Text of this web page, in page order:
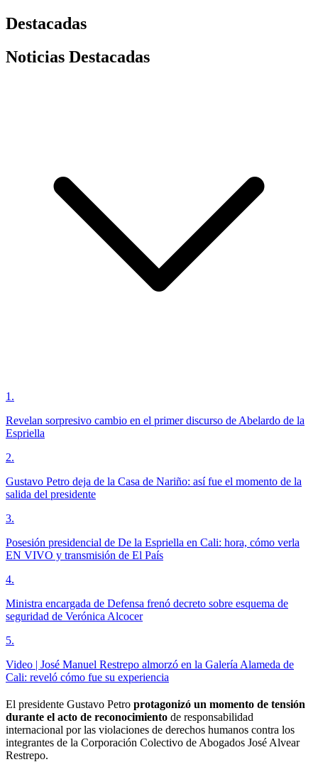
Destacadas
Noticias Destacadas
1 .
Revelan sorpresivo cambio en el primer discurso de Abelardo de la
Espriella
2.
Gustavo Petro deja de la Casa de Nariño: así fue el momento de la
salida del presidente
3.
Posesión presidencial de De la Espriella en Cali: hora, cómo verla
EN VIVO y transmisión de El País
4.
Ministra encargada de Defensa frenó decreto sobre esquema de
seguridad de Verónica Alcocer
5.
Video | José Manuel Restrepo almorzó en la Galería Alameda de
Cali: reveló cómo fue su experiencia
El presidente Gustavo Petro protagonizó un momento de tensión
durante el acto de reconocimiento de responsabilidad
internacional por las violaciones de derechos humanos contra los
integrantes de la Corporación Colectivo de Abogados José Alvear
Restrepo.